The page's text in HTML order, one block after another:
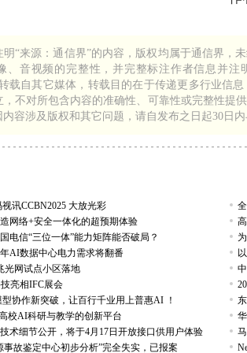
“来源：通信界”的内容，版权均属于通信界，
、音视频的完整性，并完整标注作者信息并
载自其它媒体，转载目的在于传递更多行业信
，不对所包含内容的准确性、可靠性或完整性提
容涉及版权和其它问题，请自发布之日起30日
讯CCBN2025 大放光彩
网络+安全一体化的超预期体验
电信“三位一体”能力矩阵能否破局？
AI数据中心电力需求将翻番
光网试点小区落地
亮相IFC展会
协作新突破，让百行千业用上普惠AI ！
校AI科研与教学的创新平台
术细节公开，将于4月17日开放接口供用户体验
事故鉴定中心初步分析”完全失实，已报案